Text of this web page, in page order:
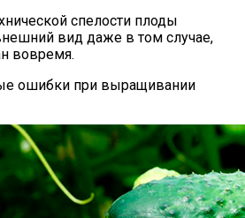
спелости плоды
вид даже в том случае,
вовремя.
ошибки при выращивании